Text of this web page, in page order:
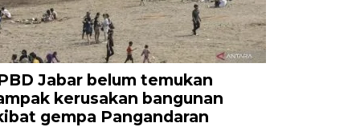
Jabar belum temukan
kerusakan bangunan
gempa Pangandaran